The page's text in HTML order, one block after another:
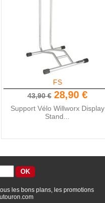
FS
43,90 € 28,90 €
Support Vélo Willworx Display
Stand...
les bons plans, les promotions